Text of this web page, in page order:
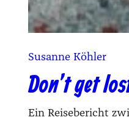
Susanne Köhler
Don’t get
Ein Reisebericht